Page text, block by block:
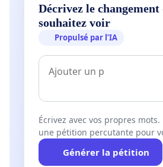
Décrivez le changement
souhaitez voir
Propulsé par l’IA
Écrivez avec vos propres mots.
une pétition percutante pour
Générer la pétition